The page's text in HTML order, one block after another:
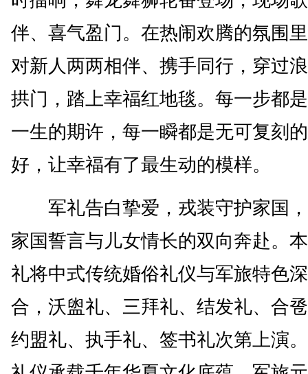
伴、喜气盈门。在热闹欢腾的氛围
对新人两两相伴、携手同行，穿过
拱门，踏上幸福红地毯。每一步都
一生的期许，每一瞬都是无可复刻
好，让幸福有了最生动的模样。
军礼告白挚爱，戎装守护家国
家国誓言与儿女情长的双向奔赴。
礼将中式传统婚俗礼仪与军旅特色
合，沃盥礼、三拜礼、结发礼、合
约盟礼、执手礼、签书礼次第上演